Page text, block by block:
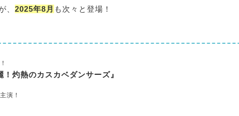
、 2025年8月 も次々と登場！
灼熱のカスカベダンサーズ』
演！